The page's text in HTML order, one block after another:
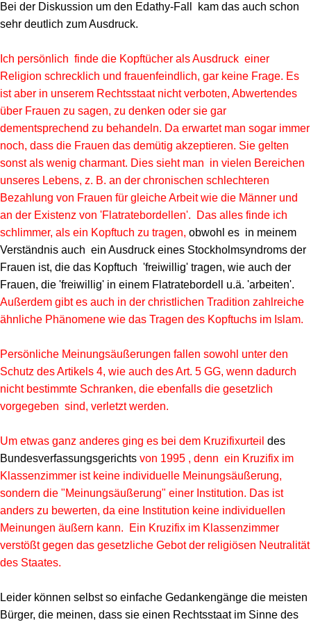
Bei der Diskussion um den Edathy-Fall kam das auch schon
sehr deutlich zum Ausdruck.
Ich persönlich finde die Kopftücher als Ausdruck einer
Religion schrecklich und frauenfeindlich, gar keine Frage. Es
ist aber in unserem Rechtsstaat nicht verboten, Abwertendes
über Frauen zu sagen, zu denken oder sie gar
dementsprechend zu behandeln. Da erwartet man sogar immer
noch, dass die Frauen das demütig akzeptieren. Sie gelten
sonst als wenig charmant. Dies sieht man in vielen Bereichen
unseres Lebens, z. B. an der chronischen schlechteren
Bezahlung von Frauen für gleiche Arbeit wie die Männer und
an der Existenz von 'Flatratebordellen'. Das alles finde ich
schlimmer, als ein Kopftuch zu tragen, obwohl es in meinem
Verständnis auch ein Ausdruck eines Stockholmsyndroms der
Frauen ist, die das Kopftuch 'freiwillig' tragen, wie auch der
Frauen, die 'freiwillig' in einem Flatratebordell u.ä. 'arbeiten'.
Außerdem gibt es auch in der christlichen Tradition zahlreiche
ähnliche Phänomene wie das Tragen des Kopftuchs im Islam.
Persönliche Meinungsäußerungen fallen sowohl unter den
Schutz des Artikels 4, wie auch des Art. 5 GG, wenn dadurch
nicht bestimmte Schranken, die ebenfalls die gesetzlich
vorgegeben sind, verletzt werden.
Um etwas ganz anderes ging es bei dem Kruzifixurteil des
Bundesverfassungsgerichts von 1995 , denn ein Kruzifix im
Klassenzimmer ist keine individuelle Meinungsäußerung,
sondern die "Meinungsäußerung" einer Institution. Das ist
anders zu bewerten, da eine Institution keine individuellen
Meinungen äußern kann. Ein Kruzifix im Klassenzimmer
verstößt gegen das gesetzliche Gebot der religiösen Neutralität
des Staates.
Leider können selbst so einfache Gedankengänge die meisten
Bürger, die meinen, dass sie einen Rechtsstaat im Sinne des